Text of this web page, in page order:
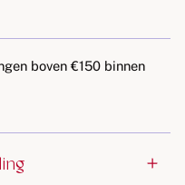
boven €150 binnen